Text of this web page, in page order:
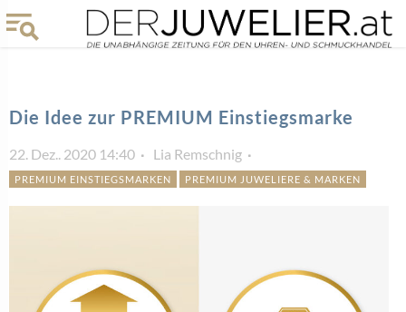
Die Idee zur PREMIUM Einstiegsmarke
22. Dez.. 2020 14:40 Lia Remschnig
PREMIUM EINSTIEGSMARKEN PREMIUM JUWELIERE & MARKEN